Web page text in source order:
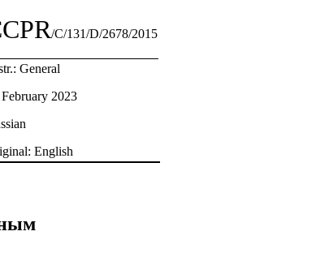
/C/131/D/2678/2015
General
2023
English